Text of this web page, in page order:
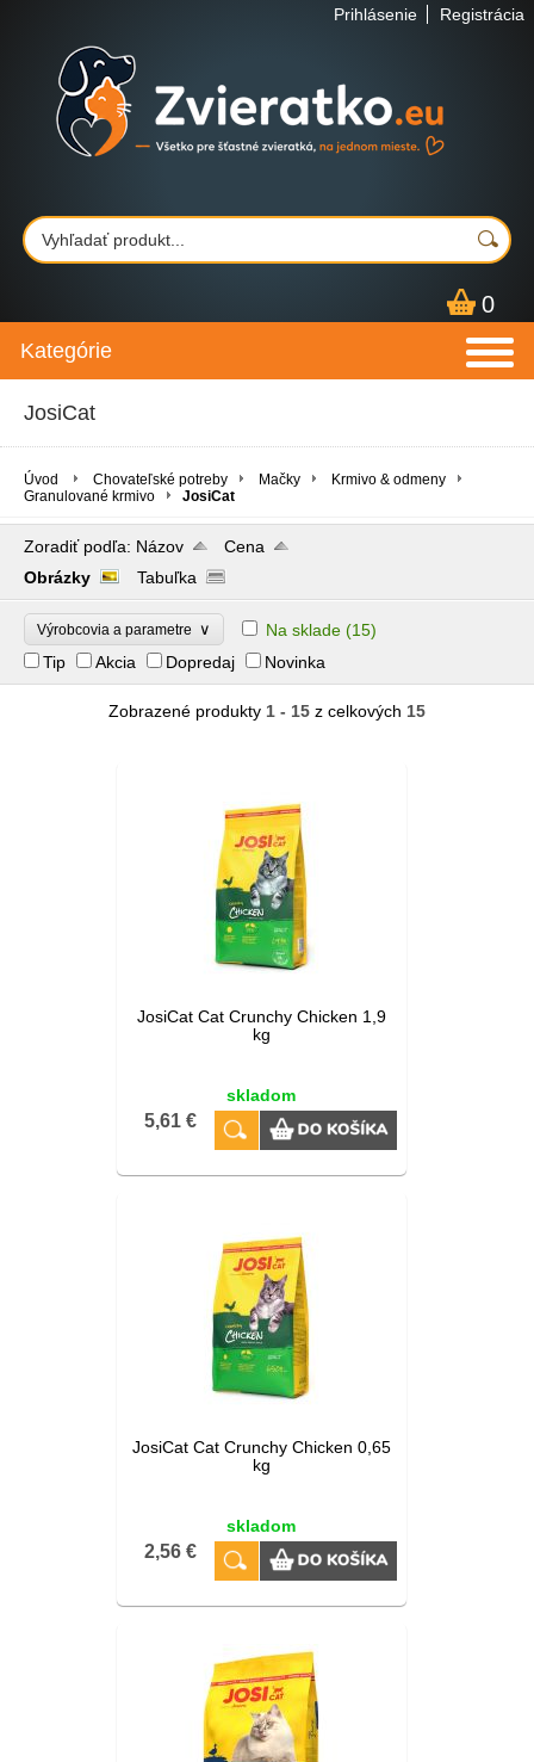
Prihlásenie Registrácia
0
Kategórie
JosiCat
Úvod Chovateľské potreby Mačky
Krmivo & odmeny
Granulované krmivo
JosiCat
Zoradiť podľa: Názov
Cena
Obrázky
Tabuľka
Výrobcovia a parametre ∨ Na sklade (15)
Tip
Akcia Dopredaj Novinka
Zobrazené produkty 1 - 15 z celkových 15
JosiCat Cat Crunchy Chicken 1,9
kg
skladom
5,61 €
JosiCat Cat Crunchy Chicken 0,65
kg
skladom
2,56 €